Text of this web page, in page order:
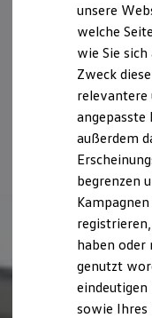
Kosten und
E-
Software
Die ID.
ID.
Hybridautos
Marke und Erlebnis
Volkswagen
R-
R
Driving
Volkswagen
unsere
welche
wie Sie
Zweck
relevantere
angepasste
außerdem
begrenzen
haben
genutzt
sowie Ihres